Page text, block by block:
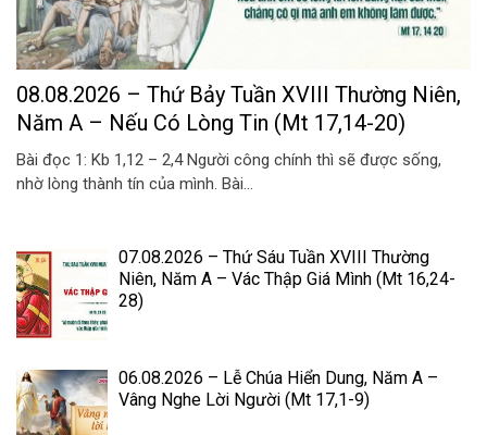
08.08.2026 – Thứ Bảy Tuần XVIII Thường Niên,
Năm A – Nếu Có Lòng Tin (Mt 17,14-20)
Bài đọc 1: Kb 1,12 – 2,4 Người công chính thì sẽ được sống,
nhờ lòng thành tín của mình. Bài...
07.08.2026 – Thứ Sáu Tuần XVIII Thường
Niên, Năm A – Vác Thập Giá Mình (Mt 16,24-
28)
06.08.2026 – Lễ Chúa Hiển Dung, Năm A –
Vâng Nghe Lời Người (Mt 17,1-9)